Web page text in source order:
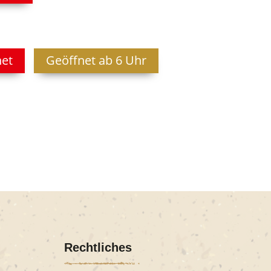
Geöffnet ab 6 Uhr
Rechtliches